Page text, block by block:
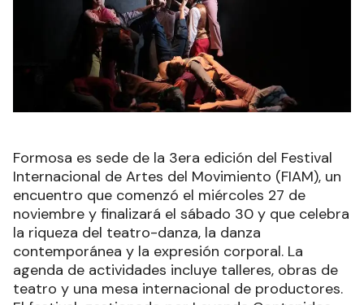
Formosa es sede de la 3era edición del Festival
Internacional de Artes del Movimiento (FIAM), un
encuentro que comenzó el miércoles 27 de
noviembre y finalizará el sábado 30 y que celebra
la riqueza del teatro-danza, la danza
contemporánea y la expresión corporal. La
agenda de actividades incluye talleres, obras de
teatro y una mesa internacional de productores.